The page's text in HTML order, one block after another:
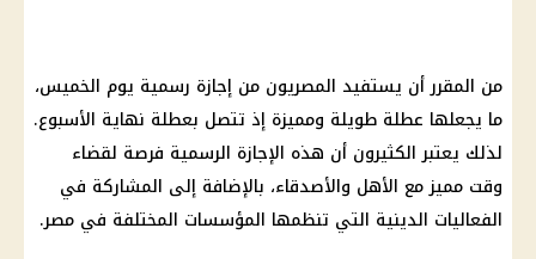
من المقرر أن يستفيد المصريون من إجازة رسمية يوم الخميس،
ما يجعلها عطلة طويلة ومميزة إذ تتصل بعطلة نهاية الأسبوع.
لذلك يعتبر الكثيرون أن هذه الإجازة الرسمية فرصة لقضاء
وقت مميز مع الأهل والأصدقاء، بالإضافة إلى المشاركة في
الفعاليات الدينية التي تنظمها المؤسسات المختلفة في مصر.